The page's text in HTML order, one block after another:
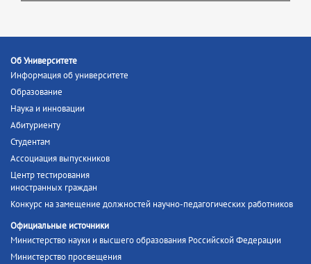
Об Университете
Информация об университете
Образование
Наука и инновации
Абитуриенту
Студентам
Ассоциация выпускников
Центр тестирования
иностранных граждан
Конкурс на замещение должностей научно-педагогических работников
Официальные источники
Министерство науки и высшего образования Российской Федерации
Министерство просвещения